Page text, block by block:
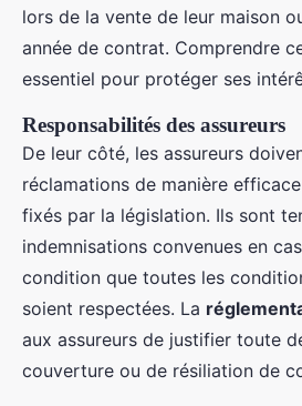
lors de la vente de leur maison
année de contrat. Comprendre
essentiel pour protéger ses
Responsabilités des assureurs
De leur côté, les assureurs
réclamations de manière
fixés par la législation. Ils sont
indemnisations convenues en
condition que toutes les
soient respectées. La
aux assureurs de justifier toute
couverture ou de résiliation de